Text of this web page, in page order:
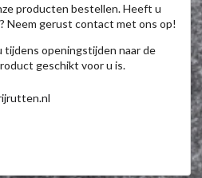
producten bestellen. Heeft u
Neem gerust contact met ons op!
tijdens openingstijden naar de
geschikt voor u is.